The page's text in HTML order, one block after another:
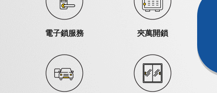
電子鎖服務 夾萬開鎖